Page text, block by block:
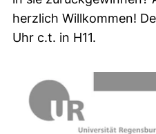
herzlich Willkommen!
Uhr c.t. in H11.